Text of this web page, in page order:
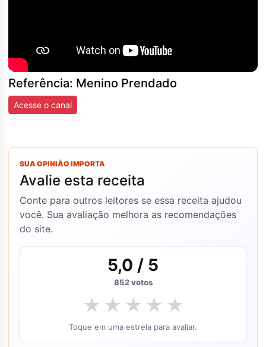
Referência: Menino Prendado
Acesse o canal
SUA OPINIÃO IMPORTA
Avalie esta receita
Conte para outros leitores se essa receita ajudou
você. Sua avaliação melhora as recomendações
do site.
5,0 / 5
852votos
★ ★ ★ ★ ★
Toque em uma estrela para avaliar.